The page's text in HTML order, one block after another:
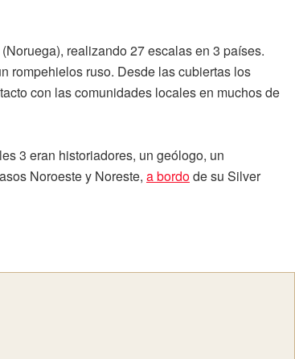
(Noruega), realizando 27 escalas en 3 países.
rompehielos ruso. Desde las cubiertas los
con las comunidades locales en muchos de
3 eran historiadores, un geólogo, un
Noroeste y Noreste, a bordode su Silver